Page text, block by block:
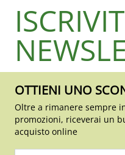
OTTIENI UNO
Oltre a rimanere sempre
promozioni, riceverai un
acquisto online